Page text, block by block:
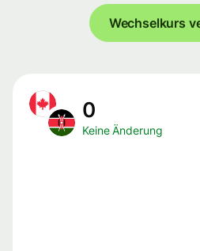
Wechselkurs
0
Keine Änderung